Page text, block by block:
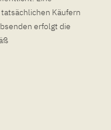
Käufern
erfolgt die